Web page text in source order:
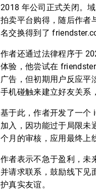
2018 年公司正式关闭。
拍卖平台购得，随后作者
名交换得到了
作者还通过法律程序于
体验，他尝试在
广告，但初期用户反应平
手机碰触来建立好友关系
基于此，作者开发了一个
加入，因功能过于局限未
个月的审核，应用最终上
作者表示不急于盈利，未
并请求联系，鼓励线下见
护真实友谊。